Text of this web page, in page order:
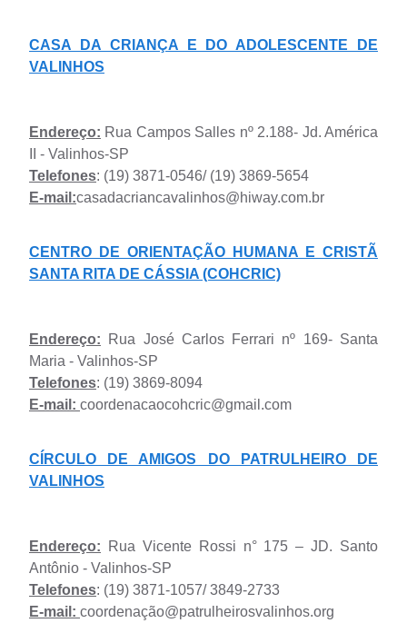
CASA DA CRIANÇA E DO ADOLESCENTE DE
VALINHOS
Endereço: Rua Campos Salles nº 2.188- Jd. América
II - Valinhos-SP
Telefones: (19) 3871-0546/ (19) 3869-5654
E-mail:casadacriancavalinhos@hiway.com.br
CENTRO DE ORIENTAÇÃO HUMANA E CRISTÃ
SANTA RITA DE CÁSSIA (COHCRIC)
Endereço: Rua José Carlos Ferrari nº 169- Santa
Maria - Valinhos-SP
Telefones: (19) 3869-8094
E-mail: coordenacaocohcric@gmail.com
CÍRCULO DE AMIGOS DO PATRULHEIRO DE
VALINHOS
Endereço: Rua Vicente Rossi n° 175 – JD. Santo
Antônio - Valinhos-SP
Telefones: (19) 3871-1057/ 3849-2733
E-mail: coordenação@patrulheirosvalinhos.org